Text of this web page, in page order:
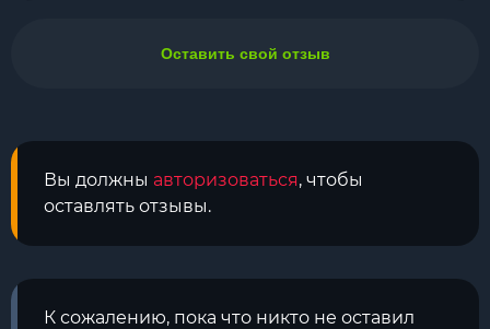
Вы должны авторизоваться, чтобы
оставлять отзывы.
К сожалению, пока что никто не оставил
Оставить свой отзыв